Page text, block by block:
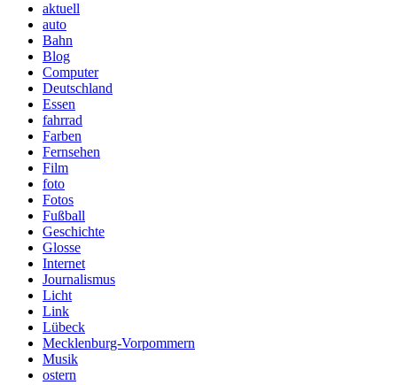
aktuell
auto
Bahn
Blog
Computer
Deutschland
Essen
fahrrad
Farben
Fernsehen
Film
foto
Fotos
Fußball
Geschichte
Glosse
Internet
Journalismus
Licht
Link
Lübeck
Mecklenburg-Vorpommern
Musik
ostern